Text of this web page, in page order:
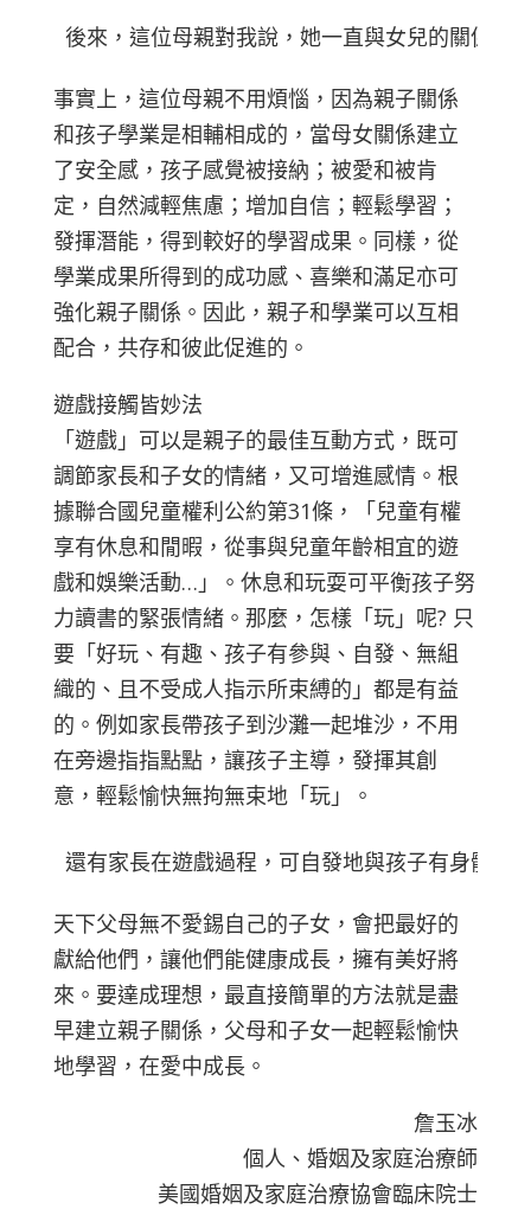
後來，這位母親對我說，她一直與女兒的關係惡
事實上，這位母親不用煩惱，因為親子關係
和孩子學業是相輔相成的，當母女關係建立
了安全感，孩子感覺被接納；被愛和被肯
定，自然減輕焦慮；增加自信；輕鬆學習；
發揮潛能，得到較好的學習成果。同樣，從
學業成果所得到的成功感、喜樂和滿足亦可
強化親子關係。因此，親子和學業可以互相
配合，共存和彼此促進的。
遊戲接觸皆妙法
「遊戲」可以是親子的最佳互動方式，既可
調節家長和子女的情緒，又可增進感情。根
據聯合國兒童權利公約第31條，「兒童有權
享有休息和閒暇，從事與兒童年齡相宜的遊
戲和娛樂活動…」。休息和玩耍可平衡孩子努
力讀書的緊張情緒。那麼，怎樣「玩」呢? 只
要「好玩、有趣、孩子有參與、自發、無組
織的、且不受成人指示所束縛的」都是有益
的。例如家長帶孩子到沙灘一起堆沙，不用
在旁邊指指點點，讓孩子主導，發揮其創
意，輕鬆愉快無拘無束地「玩」。
還有家長在遊戲過程，可自發地與孩子有身體
天下父母無不愛錫自己的子女，會把最好的
獻給他們，讓他們能健康成長，擁有美好將
來。要達成理想，最直接簡單的方法就是盡
早建立親子關係，父母和子女一起輕鬆愉快
地學習，在愛中成長。
詹玉冰
個人、婚姻及家庭治療師
美國婚姻及家庭治療協會臨床院士